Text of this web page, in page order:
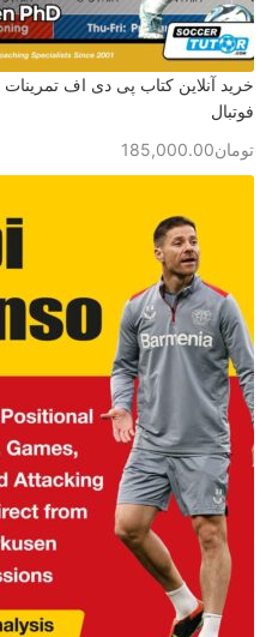
خرید آنلاین کتاب پی دی اف
فوتبال
تومان185,000.00